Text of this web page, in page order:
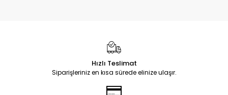
Hızlı Teslimat
Siparişleriniz en kısa sürede elinize ulaşır.